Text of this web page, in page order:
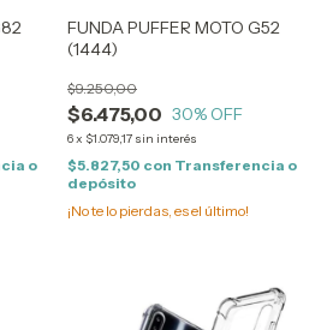
o
FUNDA PUFFER MOTO G52
(1444)
$6.475,00
$9.250,00
30% OFF
6x $1.079,17 sin interés
$5.827,50 con Transferencia o
depósito
¡No te lo pierdas, es el último!